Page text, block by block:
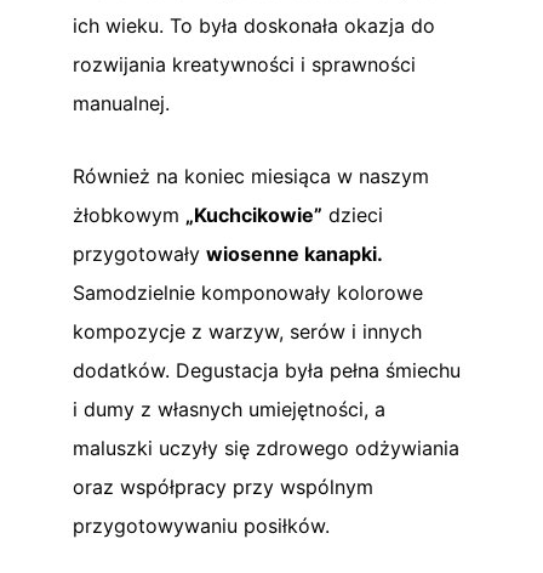
ich wieku. To była doskonała okazja do
rozwijania kreatywności i sprawności
manualnej.
Również na koniec miesiąca w naszym
żłobkowym „Kuchcikowie” dzieci
przygotowały wiosenne kanapki.
Samodzielnie komponowały kolorowe
kompozycje z warzyw, serów i innych
dodatków. Degustacja była pełna śmiechu
i dumy z własnych umiejętności, a
maluszki uczyły się zdrowego odżywiania
oraz współpracy przy wspólnym
przygotowywaniu posiłków.